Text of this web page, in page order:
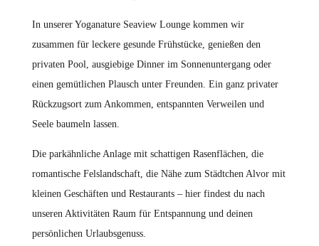
In unserer Yoganature Seaview Lounge kommen wir
zusammen für leckere gesunde Frühstücke, genießen den
privaten Pool, ausgiebige Dinner im Sonnenuntergang oder
einen gemütlichen Plausch unter Freunden. Ein ganz privater
Rückzugsort zum Ankommen, entspannten Verweilen und
Seele baumeln lassen.
Die parkähnliche Anlage mit schattigen Rasenflächen, die
romantische Felslandschaft, die Nähe zum Städtchen Alvor mit
kleinen Geschäften und Restaurants – hier findest du nach
unseren Aktivitäten Raum für Entspannung und deinen
persönlichen Urlaubsgenuss.